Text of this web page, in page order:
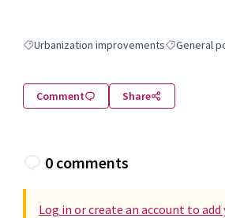
Filter results for: Urbanization
Urbanization improvementsFilter
General
Comment Share
0 comments
Log in or create an account to